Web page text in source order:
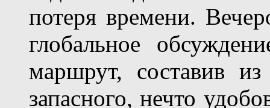
потеря времени.
глобальное
маршрут, составив
запасного, нечто